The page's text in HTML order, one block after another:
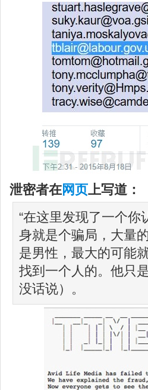
泄密者在网页上写道：
“在这里发现了一个
身就是个骗局，大量
是男性，最大的可能
找到一个人的。他只
没话说）。